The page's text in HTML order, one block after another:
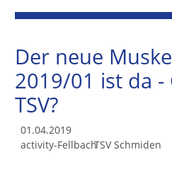
Der neue
2019/01 ist da -
TSV?
01.04.2019
activity-FellbachTSV Schmiden